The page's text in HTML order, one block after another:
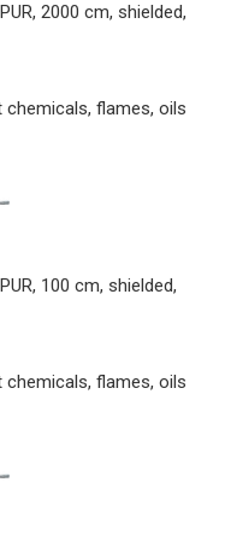
2000 cm, shielded,
flames, oils
100 cm, shielded,
flames, oils